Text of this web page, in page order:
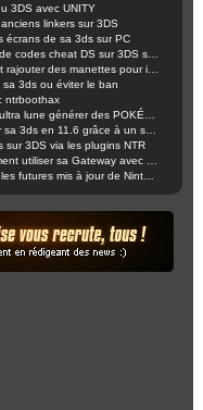
3DS avec UNITY
linkers sur 3DS
écrans de sa 3ds sur PC
3ds ou éviter le ban
ntrboothax
sur 3DS via les plugins NTR